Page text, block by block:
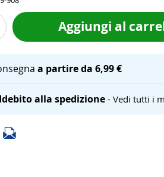
Aggiungi al
a partire da 6,99 €
alla spedizione- Vedi tutti i